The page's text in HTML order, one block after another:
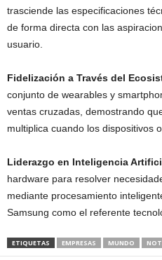
trasciende las especificaciones
de forma directa con las
usuario.
Fidelización a Través del
conjunto de wearables y
ventas cruzadas, demostrando
multiplica cuando los dispositivos
Liderazgo en Inteligencia
hardware para resolver
mediante procesamiento
Samsung como el referente
ETIQUETAS EMPRESAS MUNDO